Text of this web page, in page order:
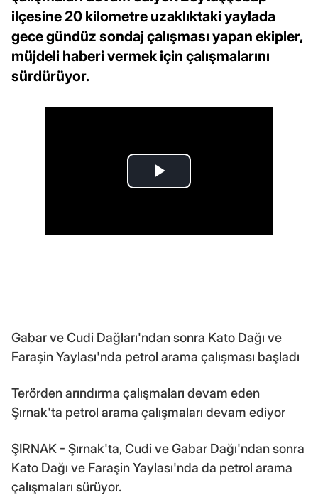
ilçesine 20 kilometre uzaklıktaki yaylada
gece gündüz sondaj çalışması yapan ekipler,
müjdeli haberi vermek için çalışmalarını
sürdürüyor.
Gabar ve Cudi Dağları'ndan sonra Kato Dağı ve
Faraşin Yaylası'nda petrol arama çalışması başladı
Terörden arındırma çalışmaları devam eden
Şırnak'ta petrol arama çalışmaları devam ediyor
ŞIRNAK - Şırnak'ta, Cudi ve Gabar Dağı'ndan sonra
Kato Dağı ve Faraşin Yaylası'nda da petrol arama
çalışmaları sürüyor.